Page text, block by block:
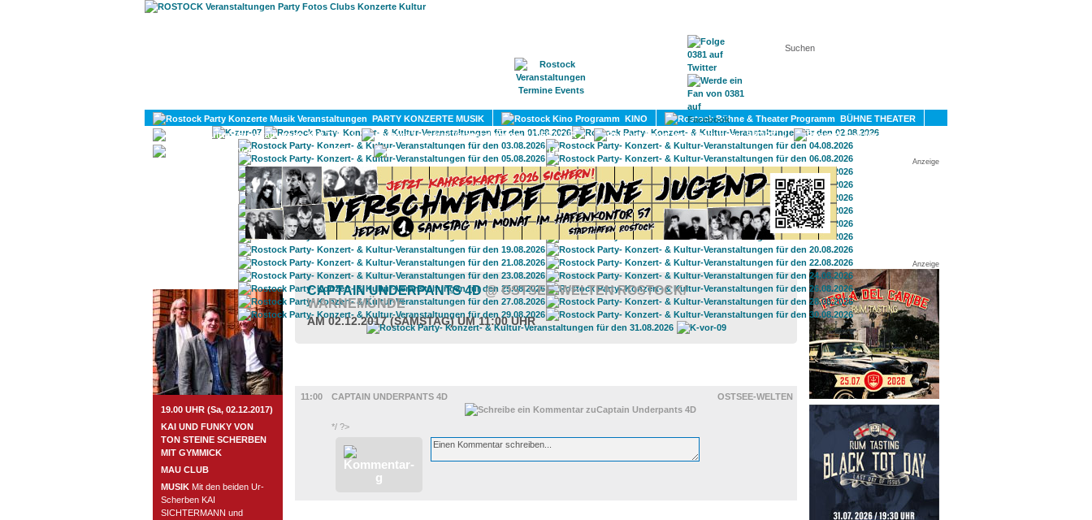
KONTAKT
PARTY KONZERTE MUSIK KINO
BÜHNE THEATER
KULTUR
LITERATUR SPORT
DIVERSES
UMLAND
Anzeige
ROSTOCK TAGESTIPP
19.00 UHR (Sa, 02.12.2017)
KAI UND FUNKY VON
TON STEINE SCHERBEN
MIT GYMMICK
MAU CLUB
MUSIK Mit den beiden Ur-
Scherben KAI
SICHTERMANN und
Anzeige
CAPTAIN UNDERPANTS 4D@ OSTSEE-WELTEN ROSTOCK/
WARNEMÜNDE
AM 02.12.2017 (SAMSTAG) UM 11:00 UHR
11:00
CAPTAIN UNDERPANTS 4D OSTSEE-WELTEN
*/ ?>